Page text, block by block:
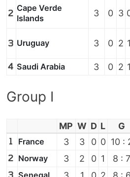
2 Cape Verde
Islands
3 0 3
3 Uruguay 3 0 2 1
4 Saudi Arabia 3 0 2 1
Group I
MP W D L G
1 France 3 3 0 0 10 :
2 Norway 3 2 0 1 8 : 7
3